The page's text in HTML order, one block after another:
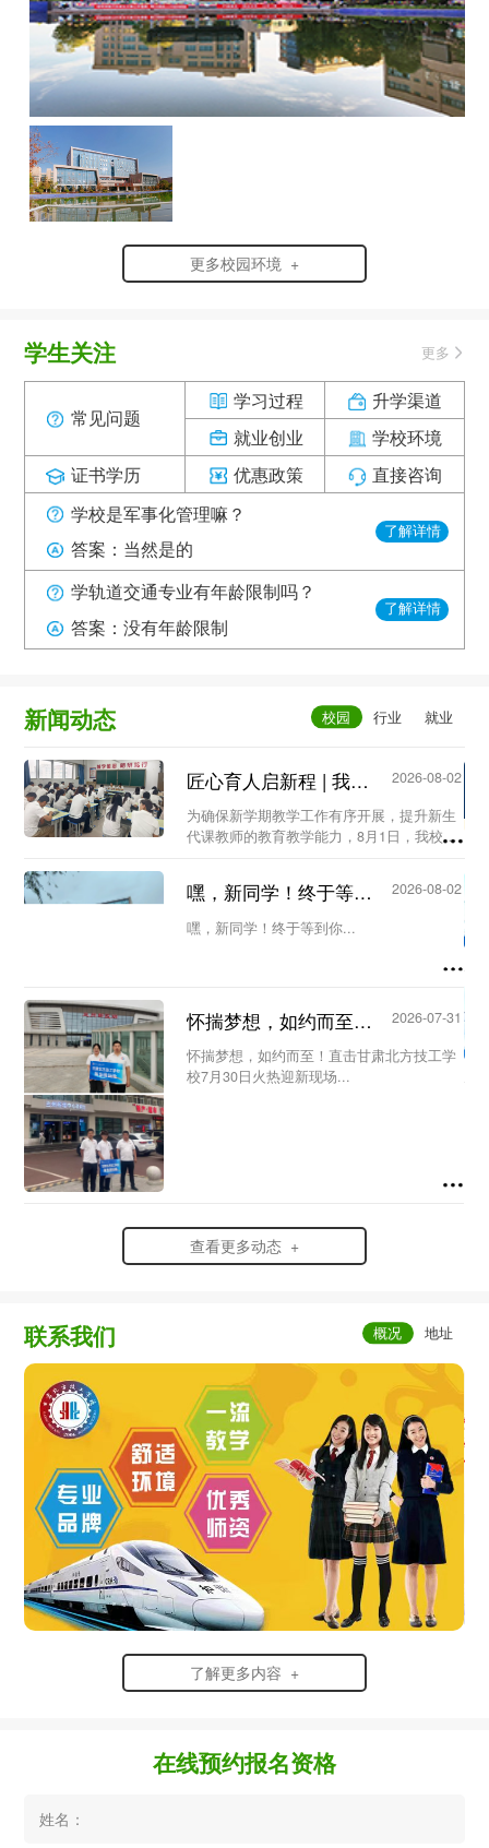
更多校园环境 +
学生关注 更多
常见问题
学习过程
就业创业
升学渠道
学校环境
证书学历
优惠政策
直接咨询
学校是军事化管理嘛？
答案：当然是的
了解详情
学轨道交通专业有年龄限制吗？
答案：没有年龄限制
了解详情
新闻动态
匠心育人启新程 | 我校召开新生代课教师教学工作专题会议...
2026-08-02
为确保新学期教学工作有序开展，提升新生
代课教师的教育教学能力，8月1日，我校教
主任何欣蔚及全体新生代课教师参加会
议。...
嘿，新同学！终于等到你...
2026-08-02
嘿，新同学！终于等到你...
怀揣梦想，如约而至！直击甘肃北方技工学校7月30日火热迎新现场...
2026-07-31
怀揣梦想，如约而至！直击甘肃北方技工学
校7月30日火热迎新现场...
查看更多动态 +
联系我们
了解更多内容 +
在线预约报名资格
姓名：